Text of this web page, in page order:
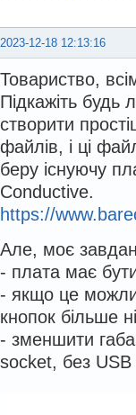
2023-12-18 12:13:16
Товариство,
Підкажіть будь
створити
файлів, і ці
беру існуючу
Conductive.
https://
Але, моє
- плата має
- якщо це
кнопок більше
- зменшити
socket, без USB